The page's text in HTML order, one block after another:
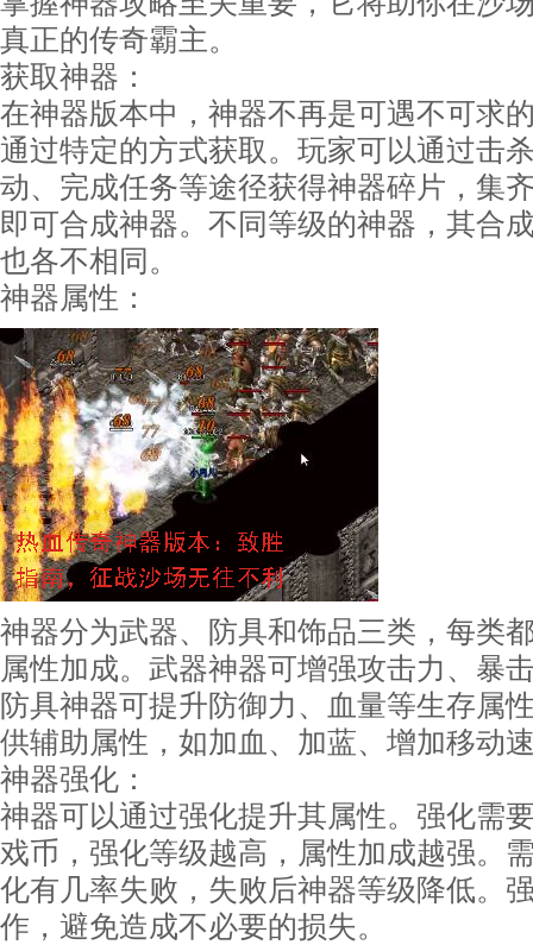
真正的传奇霸主。
获取神器：
在神器版本中，神器不再是可遇不可求
通过特定的方式获取。玩家可以通过击
动、完成任务等途径获得神器碎片，集
即可合成神器。不同等级的神器，其合
也各不相同。
神器属性：
神器分为武器、防具和饰品三类，每类
属性加成。武器神器可增强攻击力、暴
防具神器可提升防御力、血量等生存属
供辅助属性，如加血、加蓝、增加移动
神器强化：
神器可以通过强化提升其属性。强化需
戏币，强化等级越高，属性加成越强。
化有几率失败，失败后神器等级降低。
作，避免造成不必要的损失。